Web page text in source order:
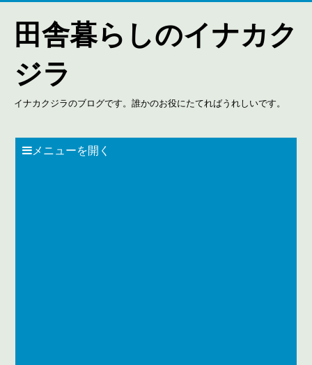
田舎暮らしのイナカク
ジラ
イナカクジラのブログです。誰かのお役にたてればうれしいです。
メニューを開く